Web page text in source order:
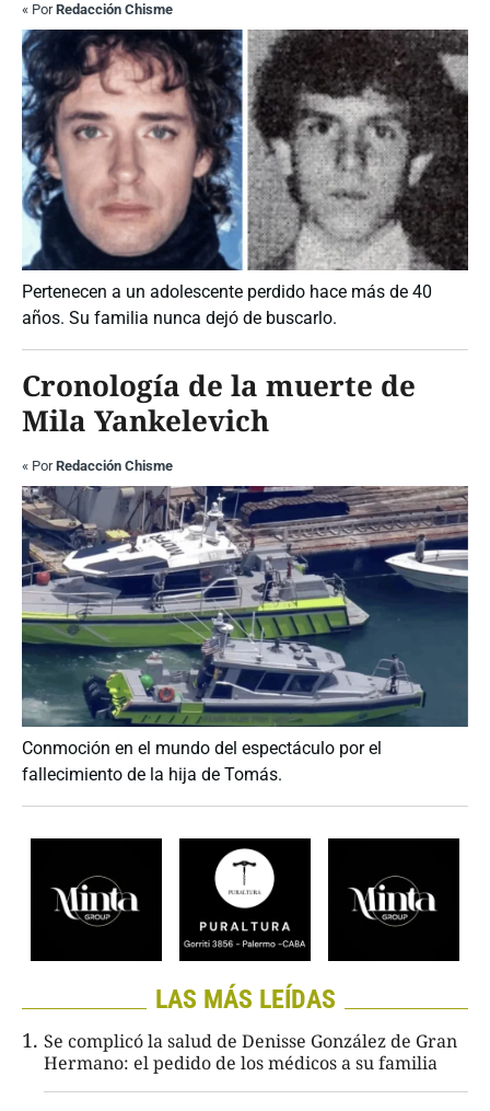
« PorRedacción Chisme
Pertenecen a un adolescente perdido hace más de 40
años. Su familia nunca dejó de buscarlo.
Cronología de la muerte de
Mila Yankelevich
« PorRedacción Chisme
Conmoción en el mundo del espectáculo por el
fallecimiento de la hija de Tomás.
LAS MÁS LEÍDAS
Se complicó la salud de Denisse González de Gran
Hermano: el pedido de los médicos a su familia